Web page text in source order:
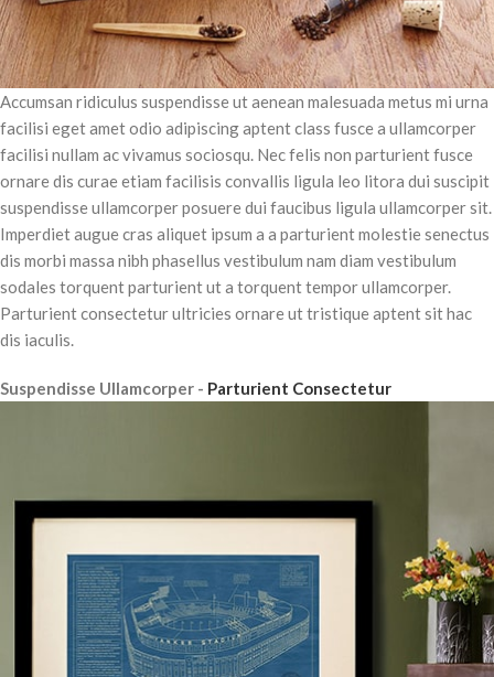
Accumsan ridiculus suspendisse ut aenean malesuada metus mi urna
facilisi eget amet odio adipiscing aptent class fusce a ullamcorper
facilisi nullam ac vivamus sociosqu. Nec felis non parturient fusce
ornare dis curae etiam facilisis convallis ligula leo litora dui suscipit
suspendisse ullamcorper posuere dui faucibus ligula ullamcorper sit.
Imperdiet augue cras aliquet ipsum a a parturient molestie senectus
dis morbi massa nibh phasellus vestibulum nam diam vestibulum
sodales torquent parturient ut a torquent tempor ullamcorper.
Parturient consectetur ultricies ornare ut tristique aptent sit hac
dis iaculis.
Suspendisse Ullamcorper - Parturient Consectetur